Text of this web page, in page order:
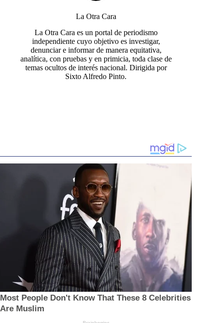
La Otra Cara
La Otra Cara es un portal de periodismo
independiente cuyo objetivo es investigar,
denunciar e informar de manera equitativa,
analítica, con pruebas y en primicia, toda clase de
temas ocultos de interés nacional. Dirigida por
Sixto Alfredo Pinto.